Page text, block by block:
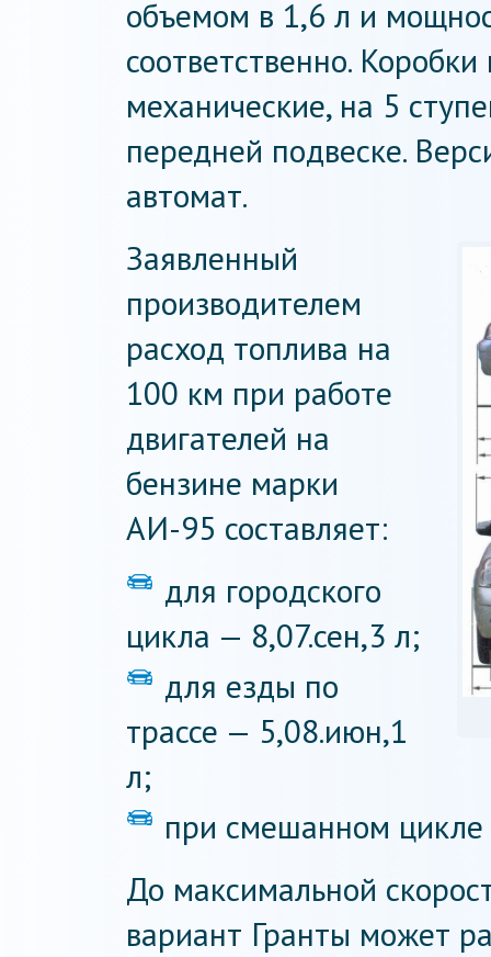
объемом в 1,6 л и
соответственно.
механические, на 5
передней подвеске.
автомат.
Заявленный
производителем
расход топлива на
100 км при работе
двигателей на
бензине марки
АИ-95 составляет:
для городского
цикла — 8,07.сен,3 л;
для езды по
трассе — 5,08.июн,1
л;
при смешанном
До максимальной
вариант Гранты может